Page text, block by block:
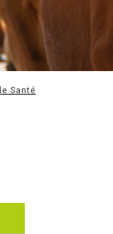
Santé